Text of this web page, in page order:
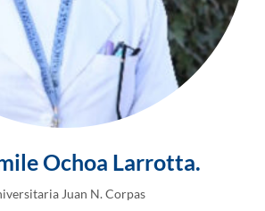
Ochoa Larrotta.
Juan N. Corpas